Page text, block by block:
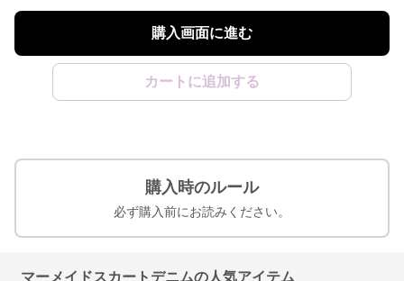
購入画面に進む
カートに追加する
購入時のルール
必ず購入前にお読みください。
マーメイドスカートデニムの人気アイテム